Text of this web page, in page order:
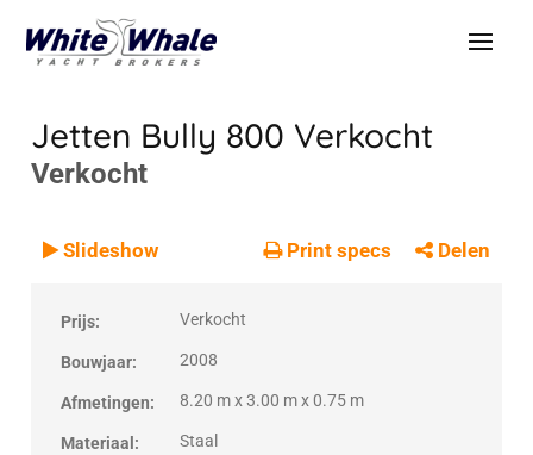
Jetten Bully 800 Verkocht
Verkocht
VERKOCHT
Verkocht
Slideshow Print specs Delen
Prijs: Verkocht
Bouwjaar: 2008
Afmetingen: 8.20 m x 3.00 m x 0.75 m
Materiaal: Staal